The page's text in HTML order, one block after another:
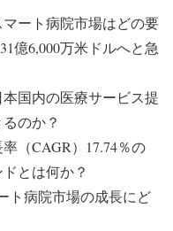
ート病院市場はどの要
億6,000万米ドルへと急
国内の医療サービス提
のか？
（CAGR）17.74％の
とは何か？
ト病院市場の成長にど